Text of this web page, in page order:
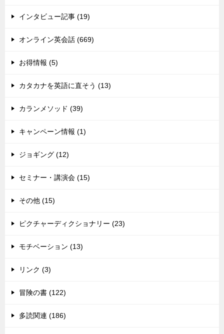
インタビュー記事 (19)
オンライン英会話 (669)
お得情報 (5)
カタカナを英語に直そう (13)
カランメソッド (39)
キャンペーン情報 (1)
ジョギング (12)
セミナー・講演会 (15)
その他 (15)
ピクチャーディクショナリー (23)
モチベーション (13)
リンク (3)
冒険の書 (122)
多読関連 (186)